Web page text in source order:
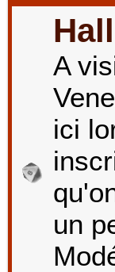
A
ici
un